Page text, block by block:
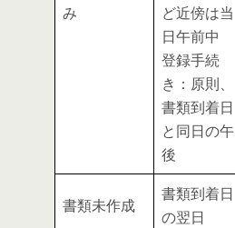
み
ど近傍は当
日午前中
登録手続
き：原則、
書類到着日
と同日の午
後
書類未作成
書類到着日
の翌日